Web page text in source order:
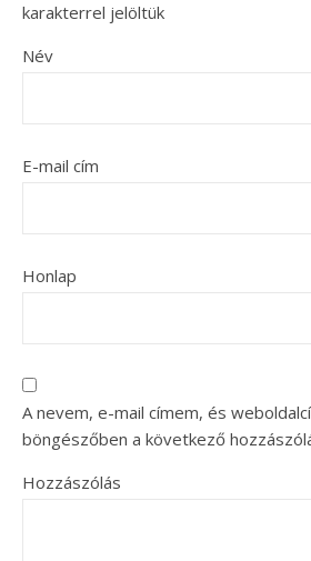
karakterrel jelöltük
Név
E-mail cím
Honlap
A nevem, e-mail címem, és
böngészőben a következő
Hozzászólás